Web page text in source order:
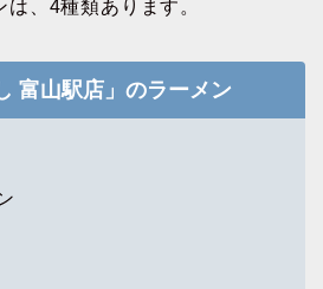
、4種類あります。
富山駅店」のラーメン